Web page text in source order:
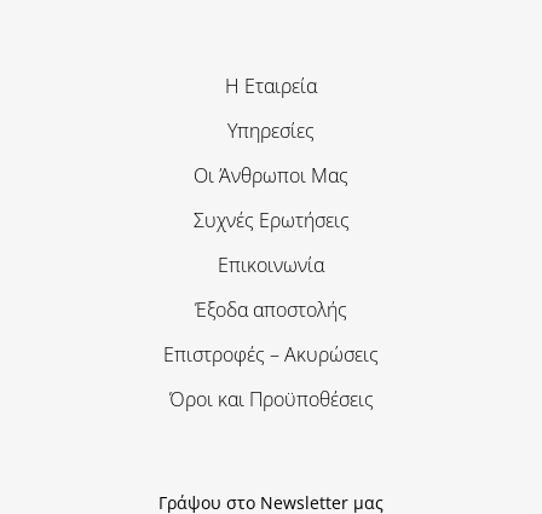
Η Εταιρεία
Υπηρεσίες
Οι Άνθρωποι Μας
Συχνές Ερωτήσεις
Επικοινωνία
Έξοδα αποστολής
Επιστροφές – Ακυρώσεις
Όροι και Προϋποθέσεις
Γράψου στο Newsletter μας